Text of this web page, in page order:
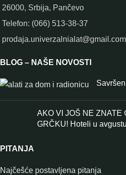
26000, Srbija, Pančevo
Telefon: (066) 513-38-37
prodaja.univerzalnialat@gmail.com
BLOG – NAŠE NOVOSTI
AKO VI JOŠ NE ZNATE
GRČKU! Hoteli u
PITANJA
Najčešće postavljena pitanja